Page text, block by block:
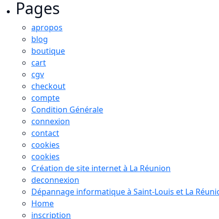
Pages
apropos
blog
boutique
cart
cgv
checkout
compte
Condition Générale
connexion
contact
cookies
cookies
Création de site internet à La Réunion
deconnexion
Dépannage informatique à Saint-Louis et La
Home
inscription